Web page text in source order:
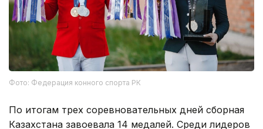
Фото: Федерация конного спорта РК
По итогам трех соревновательных дней сборная
Казахстана завоевала 14 медалей. Среди лидеров